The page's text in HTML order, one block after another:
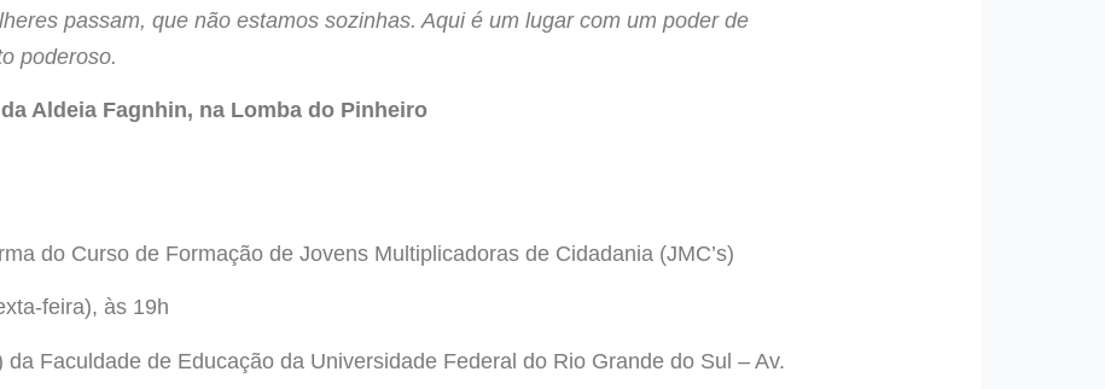
passam, que não estamos sozinhas. Aqui é um lugar com um poder de
poderoso.
Aldeia Fagnhin, na Lomba do Pinheiro
do Curso de Formação de Jovens Multiplicadoras de Cidadania (JMC’s)
feira), às 19h
da Faculdade de Educação da Universidade Federal do Rio Grande do Sul – Av.